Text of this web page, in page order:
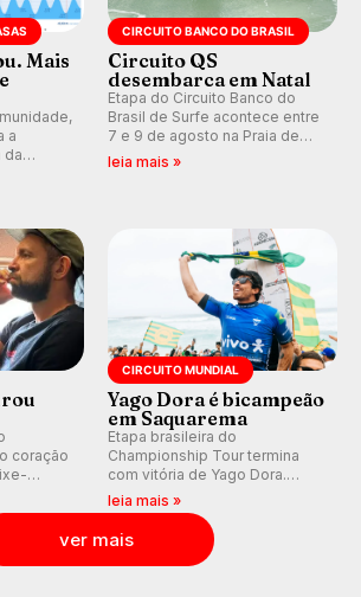
Mais
a
da
CIRCUITO BANCO DO BRASIL
Circuito QS
desembarca em Natal
Etapa do Circuito Banco do
Brasil de Surfe acontece entre
7 e 9 de agosto na Praia de
Miami (RN), em disputas
leia mais »
coração
na
CIRCUITO MUNDIAL
Yago Dora é bicampeão
em Saquarema
Etapa brasileira do
Championship Tour termina
com vitória de Yago Dora.
Sawyer Lindblad vence entre
as mulheres e Leonardo
Fioravanti assume liderança do
ranking mundial da WSL, na
etapa de Saquarema.
leia mais »
ver mais